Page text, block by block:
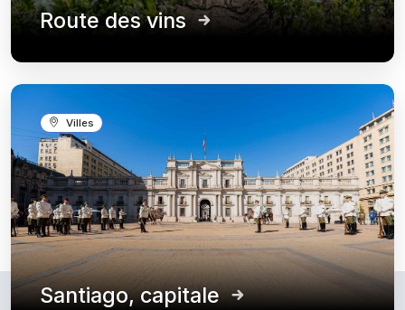
Route des vins
Villes
Santiago, capitale